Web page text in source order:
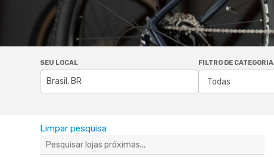
SEU LOCAL FILTRO DE CATEGORIA
Limpar pesquisa